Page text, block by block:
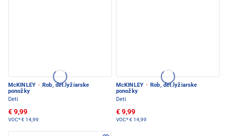
McKINLEY · Rob, det.lyžiarske
ponožky
Deti
€ 9,99
VOC*€ 14,99
McKINLEY · Rob, det.lyžiarske
ponožky
Deti
€ 9,99
VOC*€ 14,99